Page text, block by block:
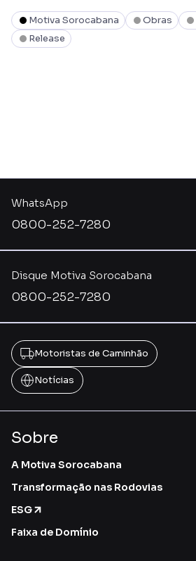
Motiva Sorocabana Obras
Release
Disque Motiva Sorocabana
0800-252-7280
WhatsApp
0800-252-7280
Motoristas de Caminhão
Notícias
Sobre
A Motiva Sorocabana
Transformação nas Rodovias
ESG
Faixa de Domínio